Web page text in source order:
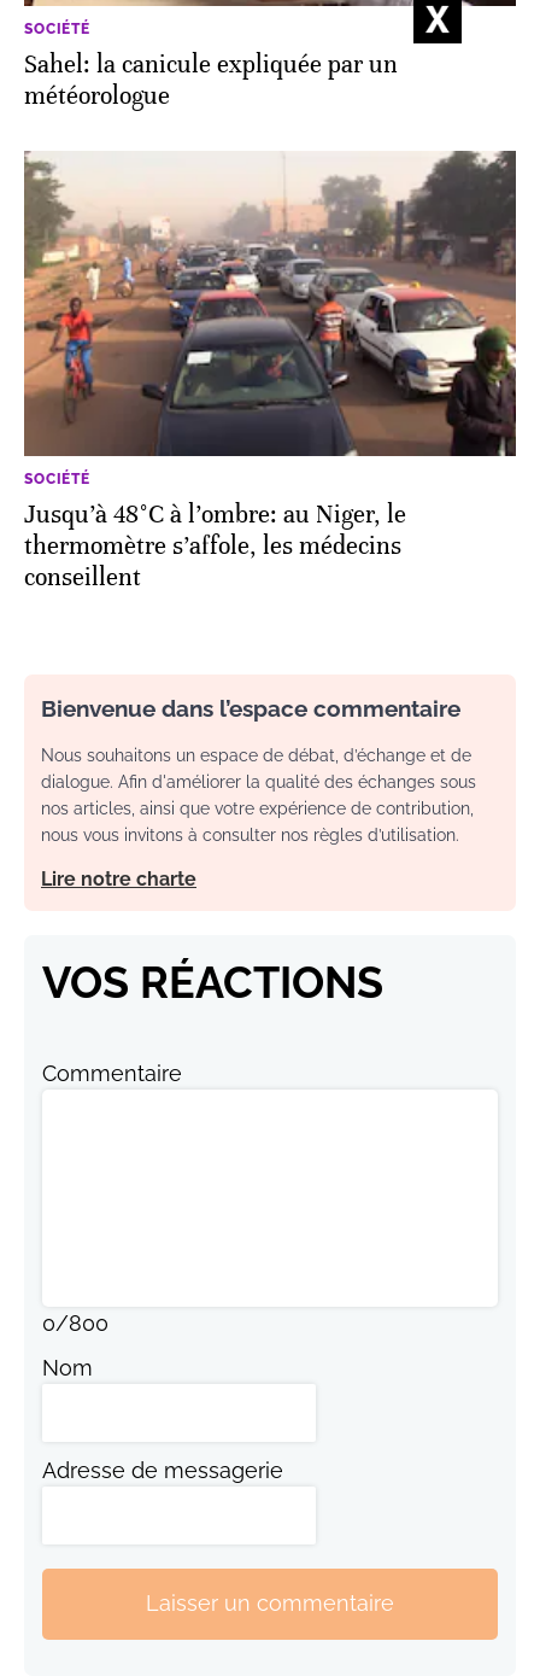
SOCIÉTÉ
Sahel: la canicule expliquée par un
météorologue
SOCIÉTÉ
Jusqu’à 48°C à l’ombre: au Niger, le
thermomètre s’affole, les médecins
conseillent
Bienvenue dans l’espace commentaire
Nous souhaitons un espace de débat, d’échange et de
dialogue. Afin d'améliorer la qualité des échanges sous
nos articles, ainsi que votre expérience de contribution,
nous vous invitons à consulter nos règles d’utilisation.
Lire notre charte
VOS RÉACTIONS
Commentaire
0/800
Nom
Adresse de messagerie
Laisser un commentaire